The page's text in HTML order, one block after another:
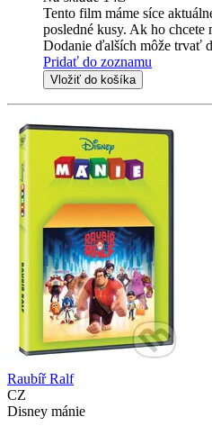
Tento film máme síce
posledné kusy. Ak ho
Dodanie ďalších môže trvať
Pridať do zoznamu
Vložiť do košíka
Raubíř Ralf
CZ
Disney mánie